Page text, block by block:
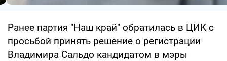
Ранее партия "Наш край" обратилась в ЦИК с
просьбой принять решение о регистрации
Владимира Сальдо кандидатом в мэры